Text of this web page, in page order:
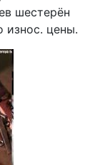
шестерён
износ. цены.